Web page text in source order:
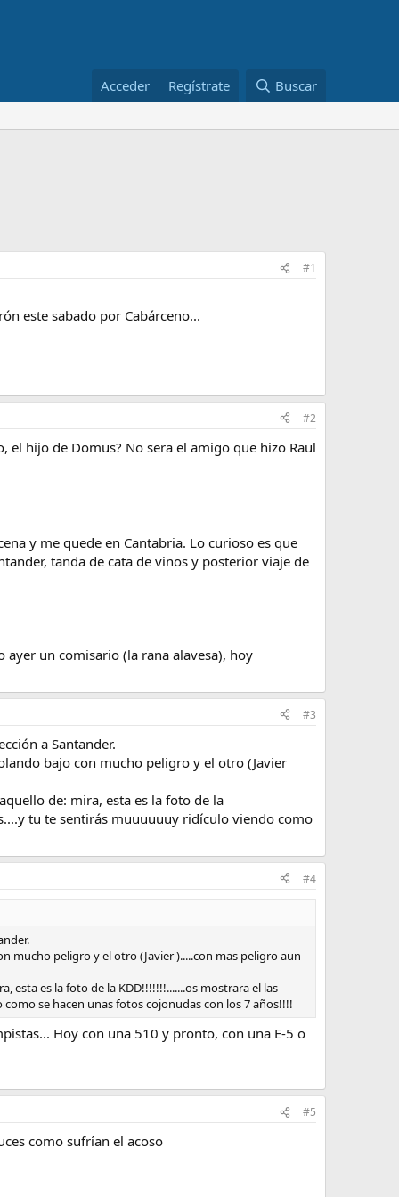
Acceder Regístrate Buscar
#1
este sabado por Cabárceno...
#2
el hijo de Domus? No sera el amigo que hizo Raul
y me quede en Cantabria. Lo curioso es que
tanda de cata de vinos y posterior viaje de
ayer un comisario (la rana alavesa), hoy
#3
a Santander.
bajo con mucho peligro y el otro (Javier
de: mira, esta es la foto de la
tu te sentirás muuuuuuy ridículo viendo como
#4
mucho peligro y el otro (Javier ).....con mas peligro aun
esta es la foto de la KDD!!!!!!!.......os mostrara el las
se hacen unas fotos cojonudas con los 7 años!!!!
Hoy con una 510 y pronto, con una E-5 o
#5
como sufrían el acoso